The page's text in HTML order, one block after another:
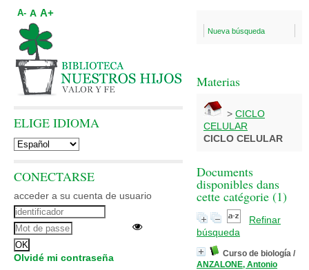
Nueva búsqueda
Materias
> CICLO
CELULAR
CICLO CELULAR
Documents
disponibles dans
cette catégorie (1)
Refinar
búsqueda
Curso de biología /
ANZALONE, Antonio
A- A A+
ELIGE IDIOMA
CONECTARSE
acceder a su cuenta de usuario
Olvidé mi contraseña